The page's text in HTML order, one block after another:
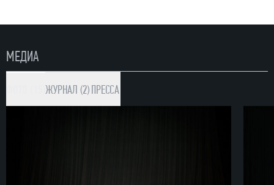
МЕДИА
ФОТО (15)ЖУРНАЛ (2)ПРЕССА